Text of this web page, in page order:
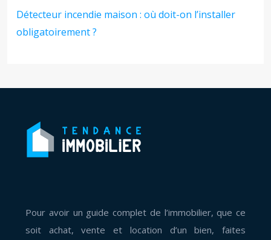
Détecteur incendie maison : où doit-on l’installer
obligatoirement ?
Pour avoir un guide complet de l’immobilier, que ce
soit achat, vente et location d’un bien, faites